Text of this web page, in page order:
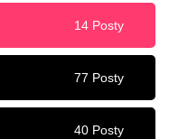
14 Posty
77 Posty
40 Posty